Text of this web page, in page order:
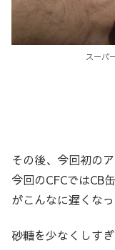
スーパ
その後、今回初の
今回のCFCではCB
がこんなに遅くなっ
砂糖を少なくしす